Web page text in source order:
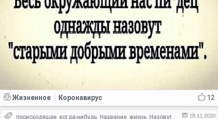
12
Жизненное Коронавирус
18.11.2020
происходящее, когда-нибудь, Название, жизнь, Назовут,